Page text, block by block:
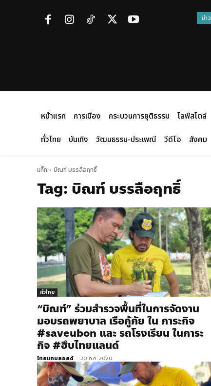
ข่า
หน้าแรก การเมือง กระบวนการยุติธรรม ไลฟ์สไตล์
ทั่วไทย
บันเทิง วัฒนธรรม-ประเพณี วีดีโอ สังคม
แท็ก บิณฑ์ บรรลือฤทธิ์
Tag: บิณฑ์ บรรลือฤทธิ์
ทั่วไทย
“​บิณฑ์” ร่วมสำรวจพื้นที่ในการจัดงาน
มอบรถพยาบาล เรือกู้ภัย ใน ภาระกิจ
#saveubon และ รถโรงเรียน ในภาระ
กิจ #ฮึบไทยแลนด์
ไทยแทบลอยด์ - 20 ก.ค. 2020